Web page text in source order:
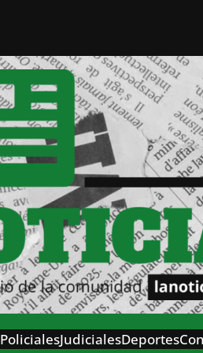
PolicialesJudicialesDeportes